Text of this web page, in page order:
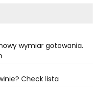
wymiar gotowania.
Check lista